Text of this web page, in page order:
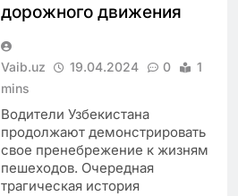
дорожного движения
Vaib.uz 19.04.2024 0
1
mins
Водители Узбекистана
продолжают демонстрировать
свое пренебрежение к жизням
пешеходов. Очередная
трагическая история